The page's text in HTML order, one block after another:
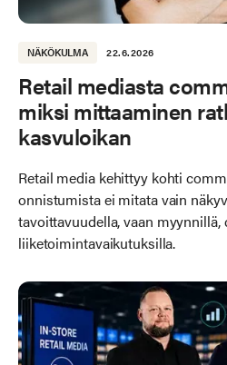
NÄKÖKULMA 22.6.2026
Retail mediasta
miksi mittaaminen
kasvuloikan
Retail media kehittyy kohti
onnistumista ei mitata vain
tavoittavuudella, vaan
liiketoimintavaikutuksilla.